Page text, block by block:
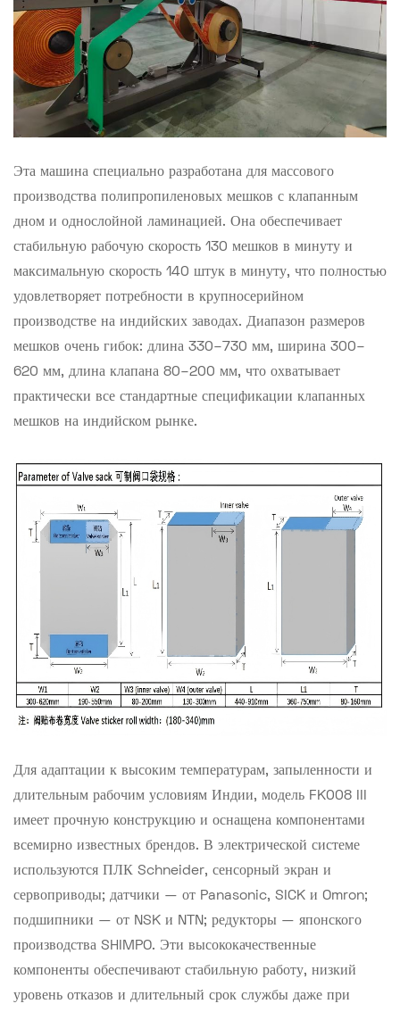
Эта машина специально разработана для массового
производства полипропиленовых мешков с клапанным
дном и однослойной ламинацией. Она обеспечивает
стабильную рабочую скорость 130 мешков в минуту и ​​
максимальную скорость 140 штук в минуту, что полностью
удовлетворяет потребности в крупносерийном
производстве на индийских заводах. Диапазон размеров
мешков очень гибок: длина 330–730 мм, ширина 300–
620 мм, длина клапана 80–200 мм, что охватывает
практически все стандартные спецификации клапанных
мешков на индийском рынке.
Для адаптации к высоким температурам, запыленности и
длительным рабочим условиям Индии, модель FK008 III
имеет прочную конструкцию и оснащена компонентами
всемирно известных брендов. В электрической системе
используются ПЛК Schneider, сенсорный экран и
сервоприводы; датчики — от Panasonic, SICK и Omron;
подшипники — от NSK и NTN; редукторы — японского
производства SHIMPO. Эти высококачественные
компоненты обеспечивают стабильную работу, низкий
уровень отказов и длительный срок службы даже при